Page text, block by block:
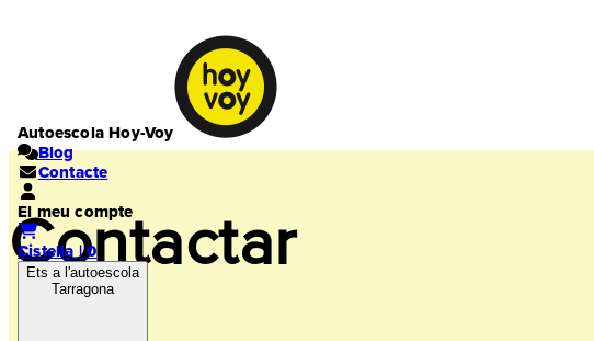
Autoescola Hoy-Voy
Blog
Contacte
El meu compte
Cistella | 0
Ets a l'autoescola
Tarragona
Contactar